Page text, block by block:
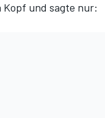
Kopf und sagte nur: